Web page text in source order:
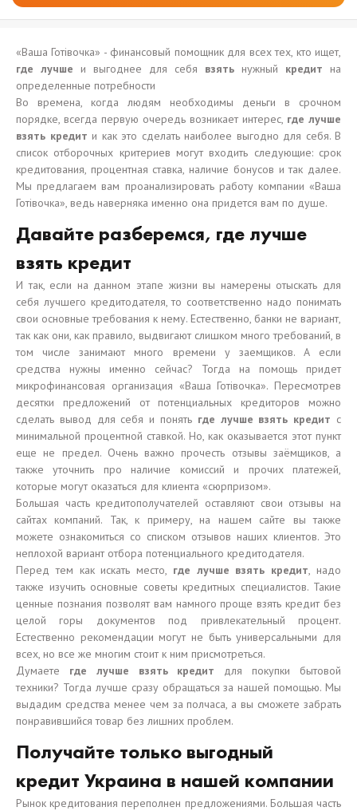
«Ваша Готівочка» - финансовый помощник для всех тех, кто ищет,
где лучше и выгоднее для себя взять нужный кредит на
определенные потребности
Во времена, когда людям необходимы деньги в срочном
порядке, всегда первую очередь возникает интерес, где лучше
взять кредит и как это сделать наиболее выгодно для себя. В
список отборочных критериев могут входить следующие: срок
кредитования, процентная ставка, наличие бонусов и так далее.
Мы предлагаем вам проанализировать работу компании «Ваша
Готівочка», ведь наверняка именно она придется вам по душе.
Давайте разберемся, где лучше
взять кредит
И так, если на данном этапе жизни вы намерены отыскать для
себя лучшего кредитодателя, то соответственно надо понимать
свои основные требования к нему. Естественно, банки не вариант,
так как они, как правило, выдвигают слишком много требований, в
том числе занимают много времени у заемщиков. А если
средства нужны именно сейчас? Тогда на помощь придет
микрофинансовая организация «Ваша Готівочка». Пересмотрев
десятки предложений от потенциальных кредиторов можно
сделать вывод для себя и понять где лучше взять кредит с
минимальной процентной ставкой. Но, как оказывается этот пункт
еще не предел. Очень важно прочесть отзывы заёмщиков, а
также уточнить про наличие комиссий и прочих платежей,
которые могут оказаться для клиента «сюрпризом».
Большая часть кредитополучателей оставляют свои отзывы на
сайтах компаний. Так, к примеру, на нашем сайте вы также
можете ознакомиться со списком отзывов наших клиентов. Это
неплохой вариант отбора потенциального кредитодателя.
Перед тем как искать место, где лучше взять кредит, надо
также изучить основные советы кредитных специалистов. Такие
ценные познания позволят вам намного проще взять кредит без
целой горы документов под привлекательный процент.
Естественно рекомендации могут не быть универсальными для
всех, но все же многим стоит к ним присмотреться.
Думаете где лучше взять кредит для покупки бытовой
техники? Тогда лучше сразу обращаться за нашей помощью. Мы
выдадим средства менее чем за полчаса, а вы сможете забрать
понравившийся товар без лишних проблем.
Получайте только выгодный
кредит Украина в нашей компании
Рынок кредитования переполнен предложениями. Большая часть